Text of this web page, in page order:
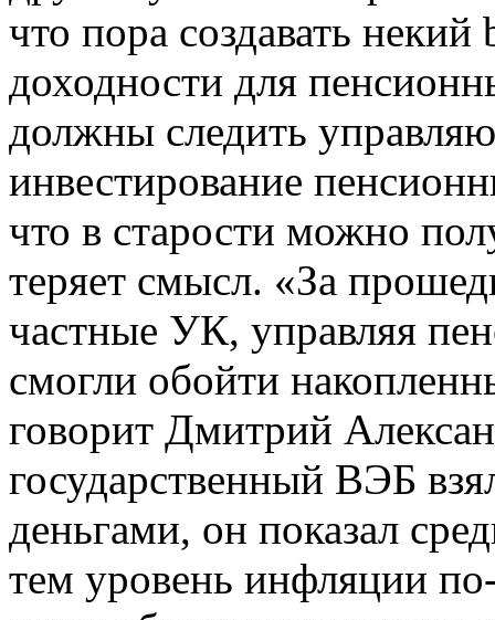
что пора создавать
доходности для
должны следить
инвестирование
что в старости можно
теряет смысл. «За
частные УК, управляя
смогли обойти
говорит Дмитрий
государственный ВЭБ
деньгами, он показал
тем уровень инфляции